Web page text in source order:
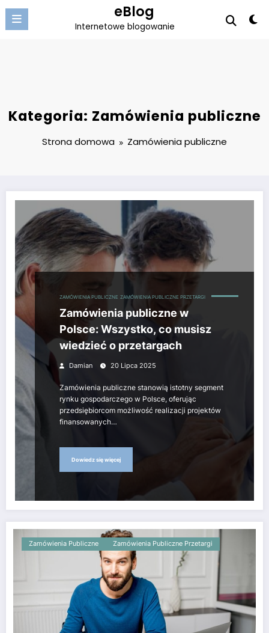
treści
eBlog
Internetowe blogowanie
Kategoria: Zamówienia publiczne
Strona domowa Zamówienia publiczne
ZAMÓWIENIA PUBLICZNE ZAMÓWIENIA PUBLICZNE PRZETARGI
Zamówienia publiczne w
Polsce: Wszystko, co musisz
wiedzieć o przetargach
Damian 20 Lipca 2025
Zamówienia publiczne stanowią istotny segment
rynku gospodarczego w Polsce, oferując
przedsiębiorcom możliwość realizacji projektów
finansowanych…
Dowiedz się więcej
Zamówienia Publiczne Zamówienia Publiczne Przetargi